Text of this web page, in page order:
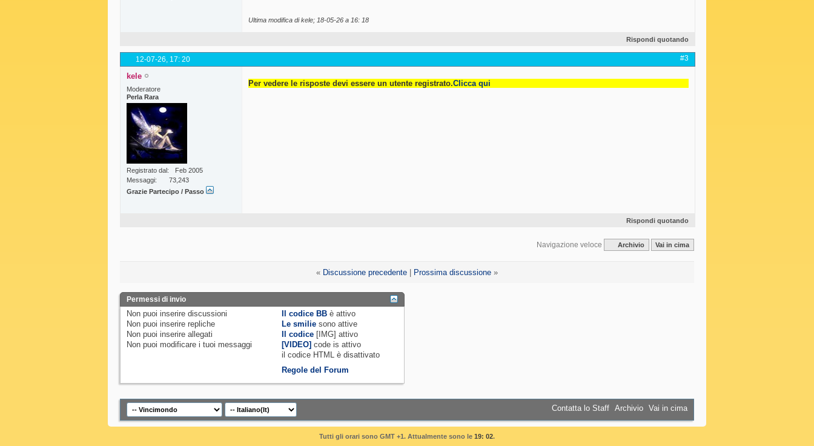
Ultima modifica di kele; 18-05-26 a 16: 18
Rispondi quotando
12-07-26, 17: 20 #3
kele
Moderatore
Perla Rara
Registrato dal
Feb 2005
Messaggi
73,243
Grazie Partecipo / Passo
Per vedere le risposte devi essere un utente registrato.Clicca qui
Rispondi quotando
Navigazione veloce Archivio Vai in cima
« Discussione precedente Prossima discussione »
Permessi di invio
Non puoi inserire discussioni
Non puoi inserire repliche
Non puoi inserire allegati
Non puoi modificare i tuoi messaggi
Il codice BB èattivo
Le smilie sono attive
Il codice [IMG]attivo
[VIDEO] code isattivo
il codice HTML èdisattivato
Regole del Forum
Contatta lo Staff Archivio Vai in cima
Tutti gli orari sono GMT +1. Attualmente sono le 19: 02.